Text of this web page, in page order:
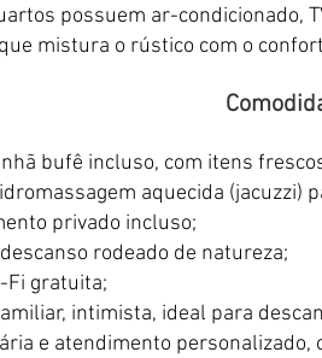
possuem ar-condicionado,
mistura o rústico com o
bufê incluso, com itens
aquecida (jacuzzi)
privado incluso;
rodeado de natureza;
Fi gratuita;
intimista, ideal para
e atendimento personalizado,